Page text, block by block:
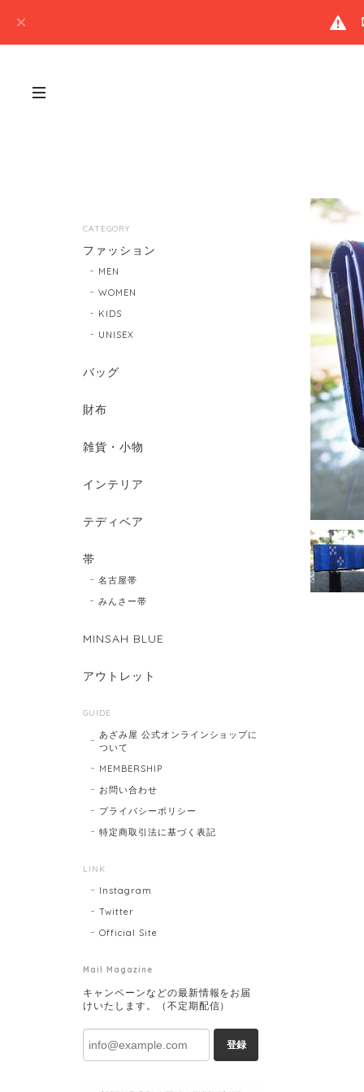
CATEGORY
ファッション
MEN
WOMEN
KIDS
UNISEX
バッグ
財布
雑貨・小物
インテリア
テディベア
帯
名古屋帯
みんさー帯
MINSAH BLUE
アウトレット
GUIDE
あざみ屋 公式オンラインショップに
ついて
MEMBERSHIP
お問い合わせ
プライバシーポリシー
特定商取引法に基づく表記
LINK
Instagram
Twitter
Official Site
Mail Magazine
キャンペーンなどの最新情報をお届
けいたします。（不定期配信）
登録